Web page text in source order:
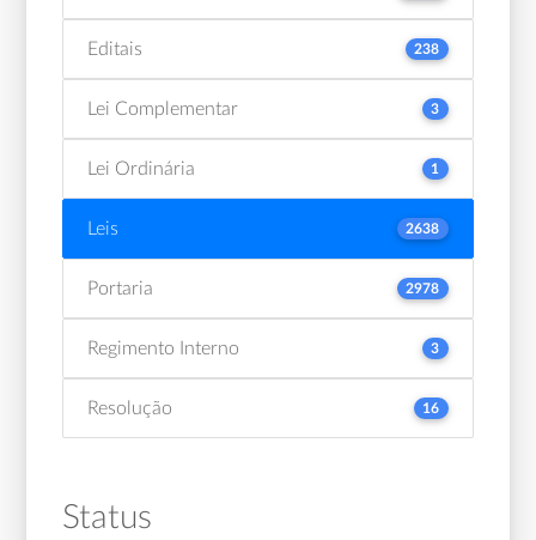
Editais 238
Lei Complementar 3
Lei Ordinária 1
Leis 2638
Portaria 2978
Regimento Interno 3
Resolução 16
Status